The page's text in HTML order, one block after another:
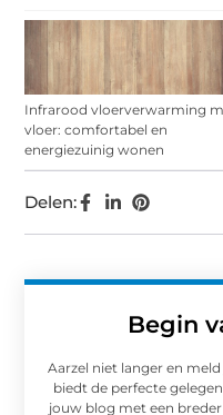
Infrarood vloerverwarming
vloer: comfortabel en
energiezuinig wonen
Begin
Aarzel niet langer en
biedt de perfecte
jouw blog met een
Delen: